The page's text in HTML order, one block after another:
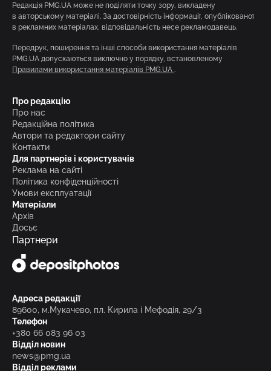
Редакція PMG.UA може не поділяти точку зору, викладену
в авторському матеріалі. За достовірність інформації, опублікованої
в рекламних матеріалах, відповідальність несе рекламодавець.
Передрук, поширення та інші способи використання матеріалів
PMG.UA допускаються виключно у порядку, встановленому
Правилами використання матеріалів PMG.UA .
Про редакцію
Про нас
Редакційна політика
Автори та редактори сайту
Контакти
Для партнерів і користувачів
Реклама на сайті
Політика конфіденційності
Умови експлуатації
Матеріали
Архів
Досьє
Партнери
Адреса редакції
89600, м.Мукачево, пл. Кирила і Мефодія, 29/3
Телефон
+380 66 083 96 03
Відділ новин
news@pmg.ua
Відділ реклами